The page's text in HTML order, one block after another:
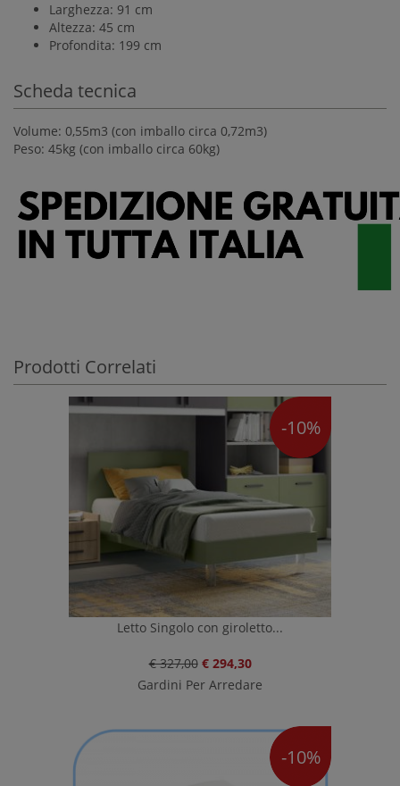
Larghezza: 91 cm
Altezza: 45 cm
Profondita: 199 cm
Scheda tecnica
Volume: 0,55m3 (con imballo circa 0,72m3)
Peso: 45kg (con imballo circa 60kg)
Prodotti Correlati
-10%
Letto Singolo con giroletto...
€ 327,00 € 294,30
Gardini Per Arredare
-10%